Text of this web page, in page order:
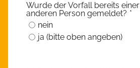
Wurde der Vorfall bereits einer
anderen Person gemeldet? *
nein
ja (bitte oben angeben)